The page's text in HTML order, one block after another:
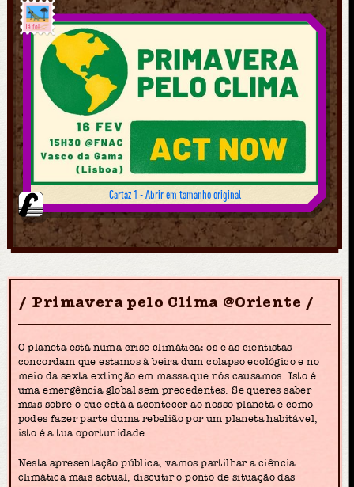
Já foi
Cartaz 1 - Abrir em tamanho original
Primavera pelo Clima @Oriente
O planeta está numa crise climática: os e as cientistas
concordam que estamos à beira dum colapso ecológico e no
meio da sexta extinção em massa que nós causamos. Isto é
uma emergência global sem precedentes. Se queres saber
mais sobre o que está a acontecer ao nosso planeta e como
podes fazer parte duma rebelião por um planeta habitável,
isto é a tua oportunidade.
Nesta apresentação pública, vamos partilhar a ciência
climática mais actual, discutir o ponto de situação das